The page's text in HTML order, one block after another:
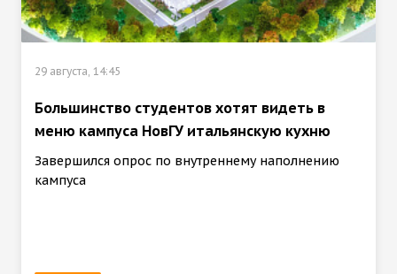
29 августа, 14:45
Большинство студентов хотят видеть в
меню кампуса НовГУ итальянскую кухню
Завершился опрос по внутреннему наполнению
кампуса